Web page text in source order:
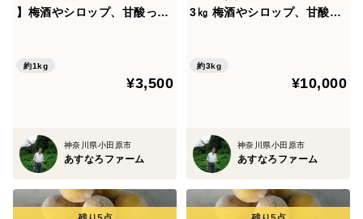
微生物を自分の根に集めるため、分泌物の成分を調整す
ズ、カブトムシ、微生物が地中に多く住みついているた
め、イノシシの来訪が時々あり、地中を掘り起こしてい
「梅の表面につく煤上の黒っぽい斑点」
】梅酒やシロップ、甘酸っぱ
米ぬか、草木灰で栽培、２度
の洗浄済み、すぐ使えます】
約1kg
¥3,500
神奈川県小田原市
あすなろファーム
3㎏ 梅酒やシロップ、甘酸っ
灰、米ぬか、草木灰で栽培、
２度の洗浄済み、すぐ使えま
約3kg
¥10,000
神奈川県小田原市
あすなろファーム